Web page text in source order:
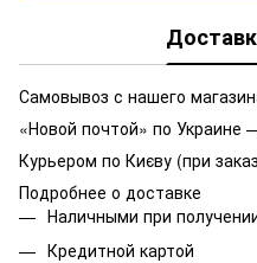
Самовывоз с нашего
«Новой почтой» по
Курьером по Києву (при
Подробнее о доставке
Наличными при
Кредитной картой